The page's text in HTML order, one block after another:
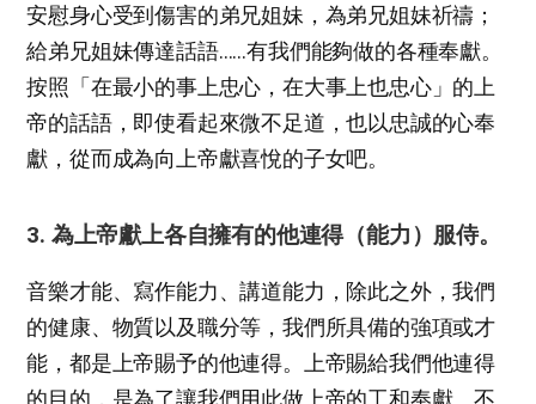
安慰身心受到傷害的弟兄姐妹，為弟兄姐妹祈禱；
給弟兄姐妹傳達話語……有我們能夠做的各種奉獻。
按照「在最小的事上忠心，在大事上也忠心」的上
帝的話語，即使看起來微不足道，也以忠誠的心奉
獻，從而成為向上帝獻喜悅的子女吧。
3. 為上帝獻上各自擁有的他連得（能力）服侍。
音樂才能、寫作能力、講道能力，除此之外，我們
的健康、物質以及職分等，我們所具備的強項或才
能，都是上帝賜予的他連得。上帝賜給我們他連得
的目的，是為了讓我們用此做上帝的工和奉獻。不